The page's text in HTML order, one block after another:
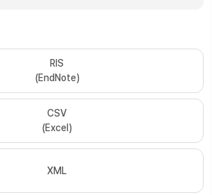
RIS
(EndNote)
CSV
(Excel)
XML